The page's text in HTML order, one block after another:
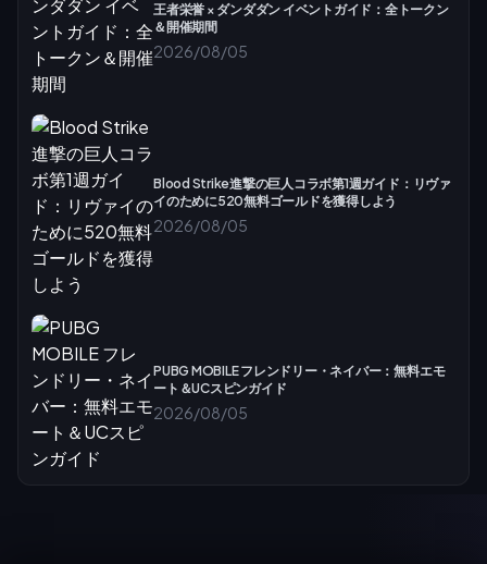
王者栄誉 × ダンダダン イベントガイド：全トークン
＆開催期間
2026/08/05
Blood Strike進撃の巨人コラボ第1週ガイド：リヴァ
イのために520無料ゴールドを獲得しよう
2026/08/05
PUBG MOBILE フレンドリー・ネイバー：無料エモ
ート＆UCスピンガイド
2026/08/05